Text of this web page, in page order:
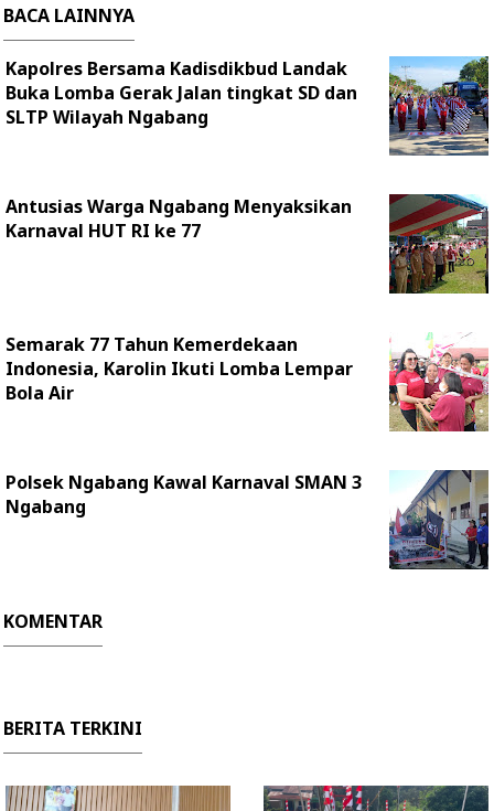
BACA LAINNYA
Kapolres Bersama Kadisdikbud Landak
Buka Lomba Gerak Jalan tingkat SD dan
SLTP Wilayah Ngabang
Antusias Warga Ngabang Menyaksikan
Karnaval HUT RI ke 77
Semarak 77 Tahun Kemerdekaan
Indonesia, Karolin Ikuti Lomba Lempar
Bola Air
Polsek Ngabang Kawal Karnaval SMAN 3
Ngabang
KOMENTAR
BERITA TERKINI